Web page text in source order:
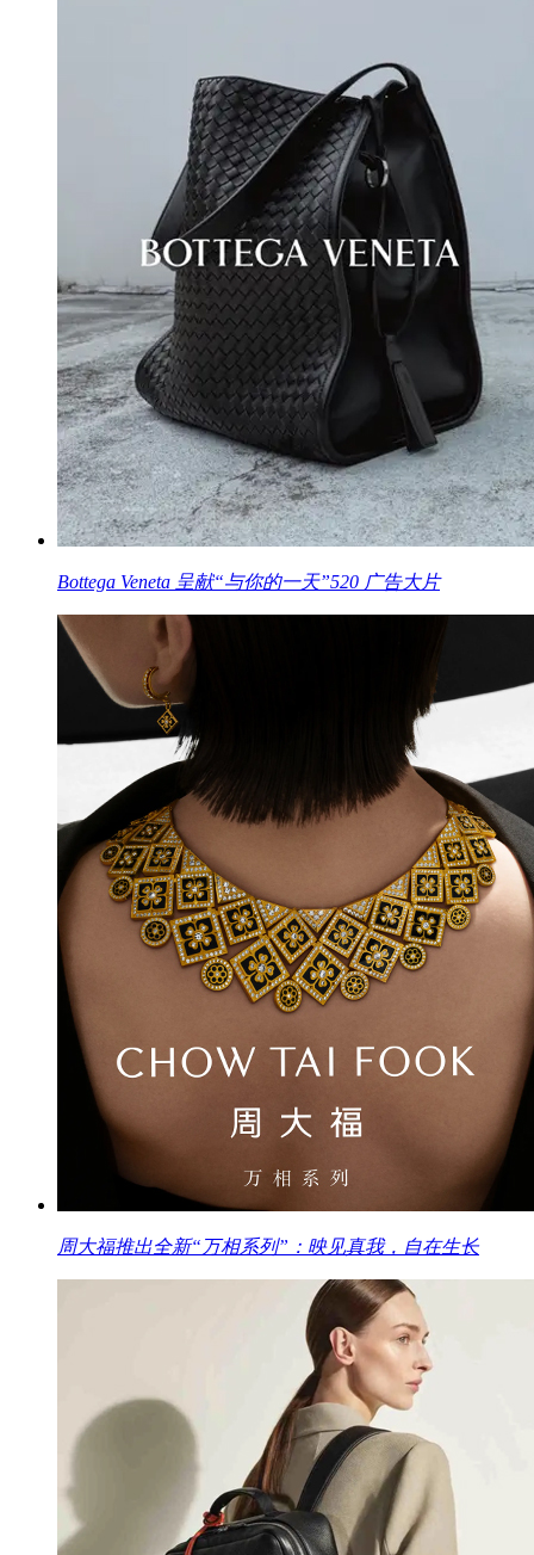
Bottega Veneta 呈献“与你的一天”520 广告大片
周大福推出全新“万相系列”：映见真我，自在生长